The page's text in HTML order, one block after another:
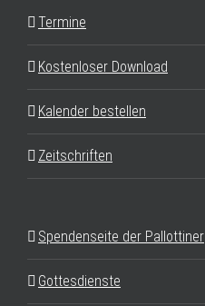
Termine
Kostenloser Download
Kalender bestellen
Zeitschriften
Spendenseite der Pallottiner
Gottesdienste